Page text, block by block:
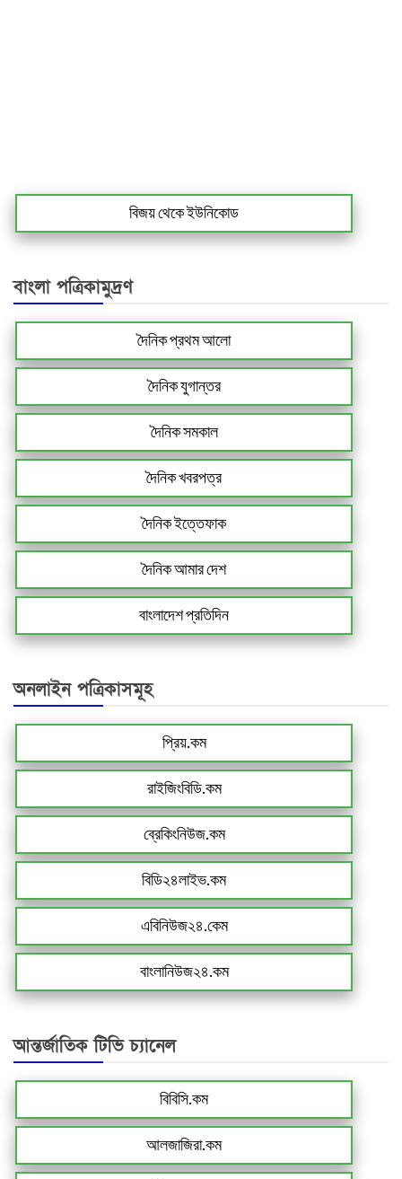
বিজয় থেকে ইউনিকোড
বাংলা পত্রিকামুদ্রণ
দৈনিক প্রথম আলো
দৈনিক যুগান্তর
দৈনিক সমকাল
দৈনিক খবরপত্র
দৈনিক ইত্তেফাক
দৈনিক আমার দেশ
বাংলাদেশ প্রতিদিন
অনলাইন পত্রিকাসমূহ
প্রিয়.কম
রাইজিংবিডি.কম
ব্রেকিংনিউজ.কম
বিডি২৪লাইভ.কম
এবিনিউজ২৪.কেম
বাংলানিউজ২৪.কম
আন্তর্জাতিক টিভি চ্যানেল
বিবিসি.কম
আলজাজিরা.কম